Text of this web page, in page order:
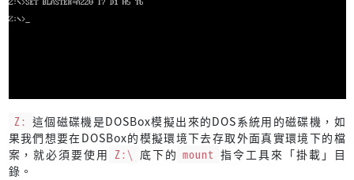
Z: 這個磁碟機是DOSBox模擬出來的DOS系統用的磁碟機，如
果我們想要在DOSBox的模擬環境下去存取外面真實環境下的檔
案，就必須要使用 Z:\ 底下的 mount 指令工具來「掛載」目
錄。